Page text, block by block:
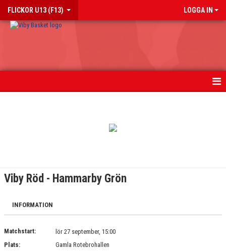
FLICKOR U13 (F13) LOGGA IN
DOKUMENT
Viby Röd - Hammarby Grön
INFORMATION
Matchstart:
lör 27 september, 15:00
Plats:
Gamla Rotebrohallen